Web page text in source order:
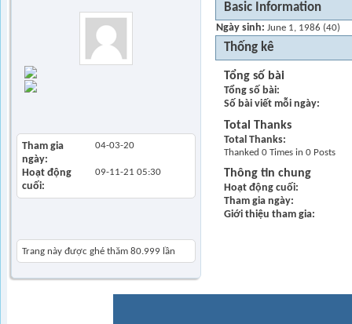
Tham gia
ngày
04-03-20
Hoạt động
cuối
09-11-21 05:30
Trang này được ghé thăm 80.999 lần
Basic Information
Ngày sinh June 1, 1986 (40)
Thống kê
Tổng số bài
Tổng số bài
Số bài viết mỗi ngày
Total Thanks
Total Thanks
Thanked 0 Times in 0 Posts
Thông tin chung
Hoạt động cuối
Tham gia ngày
Giới thiệu tham gia